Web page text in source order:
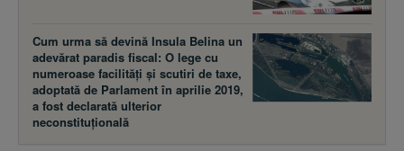
Cum urma să devină Insula Belina un
adevărat paradis fiscal: O lege cu
numeroase facilităţi şi scutiri de taxe,
adoptată de Parlament în aprilie 2019,
a fost declarată ulterior
neconstituţională